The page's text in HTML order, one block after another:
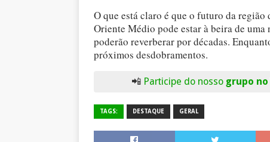
O que está claro é que o futuro da
Oriente Médio pode estar à beira de
poderão reverberar por décadas.
próximos desdobramentos.
📲 Participe do nosso grupo
TAGS: DESTAQUE GERAL